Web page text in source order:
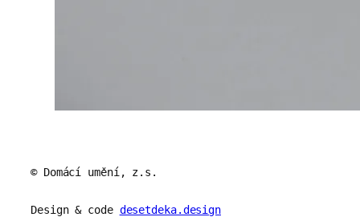
© Domácí umění, z.s.
Design & code desetdeka.design